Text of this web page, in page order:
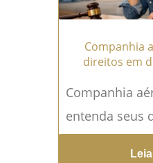
Companhia
direitos em
Companhia
entenda seus
dietas